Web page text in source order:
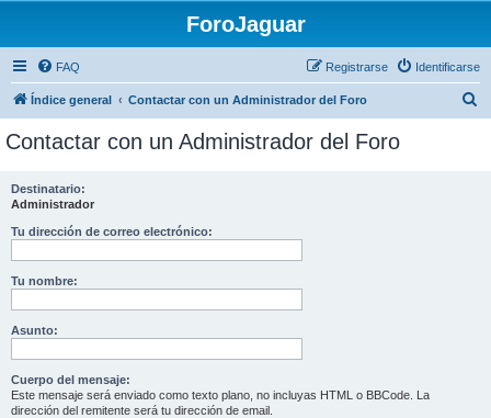
ForoJaguar
FAQ Identificarse
Registrarse
Índice general Contactar con un Administrador del Foro
Contactar con un Administrador del Foro
Destinatario:
Administrador
Tu dirección de correo electrónico:
Tu nombre:
Asunto:
Cuerpo del mensaje:
Este mensaje será enviado como texto plano, no incluyas HTML o BBCode. La
dirección del remitente será tu dirección de email.